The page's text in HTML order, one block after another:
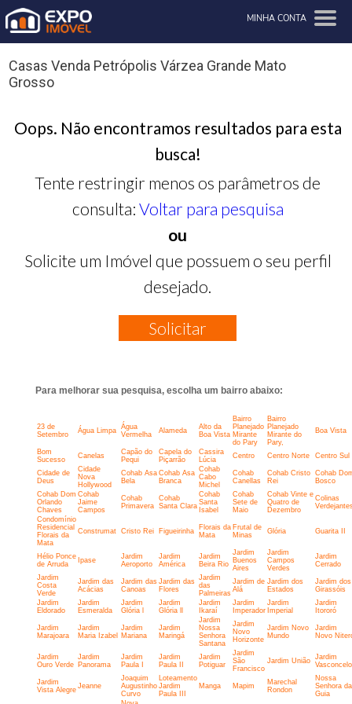
MINHA CONTA
Casas Venda Petrópolis Várzea Grande Mato
Grosso
Oops. Não encontramos resultados para esta
busca!
Tente restringir menos os parâmetros de
consulta: Voltar para pesquisa
ou
Solicite um Imóvel que possuem o seu perfil
desejado.
Solicitar
Para melhorar sua pesquisa, escolha um bairro abaixo:
23 de
Setembro
Água Limpa
Água
Vermelha
Alameda
Alto da
Boa Vista
Bairro
Planejado
Mirante
do Pary
Bairro
Planejado
Mirante do
Pary,
Boa Vista
Bom
Sucesso
Canelas
Capão do
Pequi
Capela do
Piçarrão
Cassira
Lúcia
Centro Centro Norte Centro Sul
Cidade de
Deus
Cidade
Nova
Hollywood
Cohab Asa
Bela
Cohab Asa
Branca
Cohab
Cabo
Michel
Cohab
Canellas
Cohab Cristo
Rei
Cohab
Bosco
Cohab Dom
Orlando
Chaves
Cohab
Jaime
Campos
Cohab
Primavera
Cohab
Santa Clara
Cohab
Santa
Isabel
Cohab
Sete de
Maio
Cohab Vinte e
Quatro de
Dezembro
Colinas
Condomínio
Residencial
Florais da
Mata
Construmat Cristo Rei Figueirinha
Florais da
Mata
Frutal de
Minas
Glória Guarita II
Hélio Ponce
de Arruda
Ipase
Jardim
Aeroporto
Jardim
América
Jardim
Beira Rio
Jardim
Buenos
Aires
Jardim
Campos
Verdes
Jardim
Cerrado
Jardim
Costa
Verde
Jardim das
Acácias
Jardim das
Canoas
Jardim das
Flores
Jardim
das
Palmeiras
Jardim de
Alá
Jardim dos
Estados
Jardim dos
Girassóis
Jardim
Eldorado
Jardim
Esmeralda
Jardim
Glória l
Jardim
Glória ll
Jardim
Ikaraí
Jardim
Imperador
Jardim
Imperial
Jardim
Itororó
Jardim
Marajoara
Jardim
Maria Izabel
Jardim
Mariana
Jardim
Maringá
Jardim
Nossa
Senhora
Santana
Jardim
Novo
Horizonte
Jardim Novo
Mundo
Jardim
Novo
Jardim
Ouro Verde
Jardim
Panorama
Jardim
Paula I
Jardim
Paula II
Jardim
Potiguar
Jardim
São
Francisco
Jardim União
Jardim
Jardim
Vista Alegre Jeanne
Joaquim
Augustinho
Curvo
Loteamento
Jardim
Paula III
Manga Mapim
Marechal
Rondon
Nossa
Senhora da
Guia